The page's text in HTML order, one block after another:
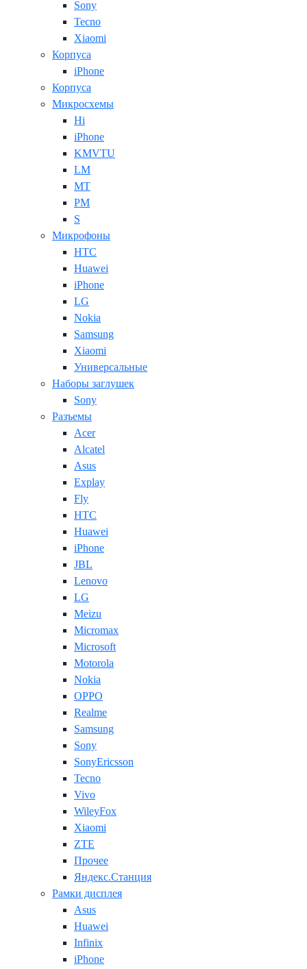
Sony
Tecno
Xiaomi
Корпуса
iPhone
Корпуса
Микросхемы
Hi
iPhone
KMVTU
LM
MT
PM
S
Микрофоны
HTC
Huawei
iPhone
LG
Nokia
Samsung
Xiaomi
Универсальные
Наборы заглушек
Sony
Разъемы
Acer
Alcatel
Asus
Explay
Fly
HTC
Huawei
iPhone
JBL
Lenovo
LG
Meizu
Micromax
Microsoft
Motorola
Nokia
OPPO
Realme
Samsung
Sony
SonyEricsson
Tecno
Vivo
WileyFox
Xiaomi
ZTE
Прочее
Яндекс.Станция
Рамки дисплея
Asus
Huawei
Infinix
iPhone